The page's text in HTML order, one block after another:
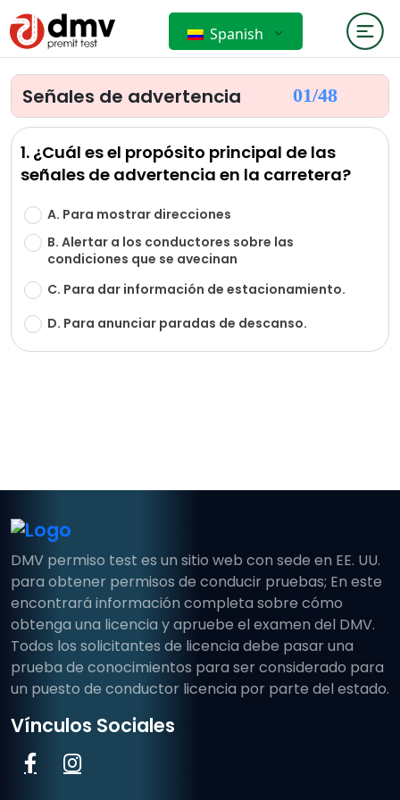
Spanish
Señales de advertencia 01/48
1. ¿Cuál es el propósito principal de las
señales de advertencia en la carretera?
A. Para mostrar direcciones
B. Alertar a los conductores sobre las
condiciones que se avecinan
C. Para dar información de estacionamiento.
D. Para anunciar paradas de descanso.
DMV permiso test es un sitio web con sede en EE. UU.
para obtener permisos de conducir pruebas; En este
encontrará información completa sobre cómo
obtenga una licencia y apruebe el examen del DMV.
Todos los solicitantes de licencia debe pasar una
prueba de conocimientos para ser considerado para
un puesto de conductor licencia por parte del estado.
Vínculos Sociales